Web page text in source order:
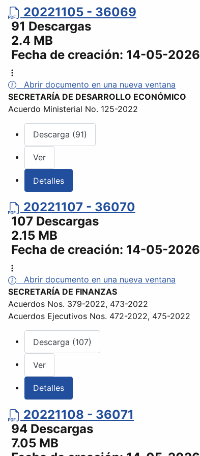
20221105 - 36069
91 Descargas
2.4 MB
Fecha de creación: 14-05-2026
Abrir documento en una nueva ventana
SECRETARÍA DE DESARROLLO ECONÓMICO
Acuerdo Ministerial No. 125-2022
Descarga (91)
Ver
Detalles
20221107 - 36070
107 Descargas
2.15 MB
Fecha de creación: 14-05-2026
Abrir documento en una nueva ventana
SECRETARÍA DE FINANZAS
Acuerdos Nos. 379-2022, 473-2022
Acuerdos Ejecutivos Nos. 472-2022, 475-2022
Descarga (107)
Ver
Detalles
20221108 - 36071
94 Descargas
7.05 MB